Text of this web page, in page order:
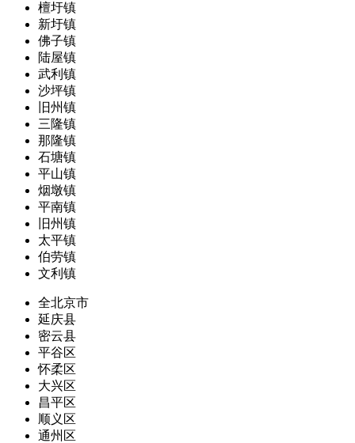
檀圩镇
新圩镇
佛子镇
陆屋镇
武利镇
沙坪镇
旧州镇
三隆镇
那隆镇
石塘镇
平山镇
烟墩镇
平南镇
旧州镇
太平镇
伯劳镇
文利镇
全北京市
延庆县
密云县
平谷区
怀柔区
大兴区
昌平区
顺义区
通州区